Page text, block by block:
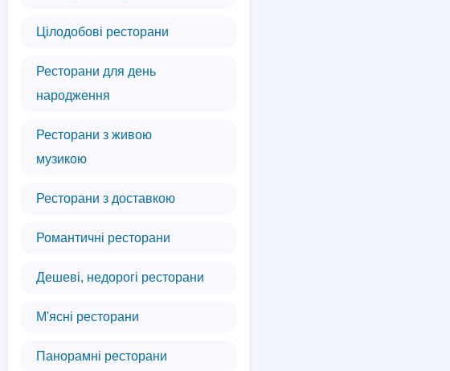
Цілодобові ресторани
Ресторани для день
народження
Ресторани з живою
музикою
Ресторани з доставкою
Романтичні ресторани
Дешеві, недорогі ресторани
М'ясні ресторани
Панорамні ресторани